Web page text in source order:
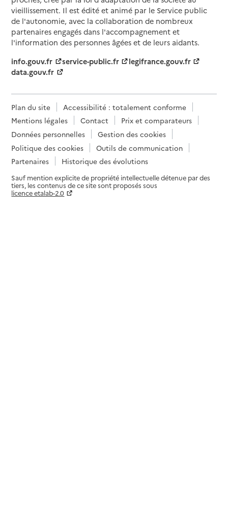
vieillissement. Il est édité et animé par le Service public
de l'autonomie, avec la collaboration de nombreux
partenaires engagés dans l'accompagnement et
l'information des personnes âgées et de leurs aidants.
info.gouv.fr
service-public.fr
legifrance.gouv.fr
data.gouv.fr
Plan du site
Accessibilité : totalement conforme
Mentions légales
Contact
Prix et comparateurs
Données personnelles
Gestion des cookies
Politique des cookies
Outils de communication
Partenaires
Historique des évolutions
Sauf mention explicite de propriété intellectuelle détenue par des
tiers, les contenus de ce site sont proposés sous
licence etalab-2.0